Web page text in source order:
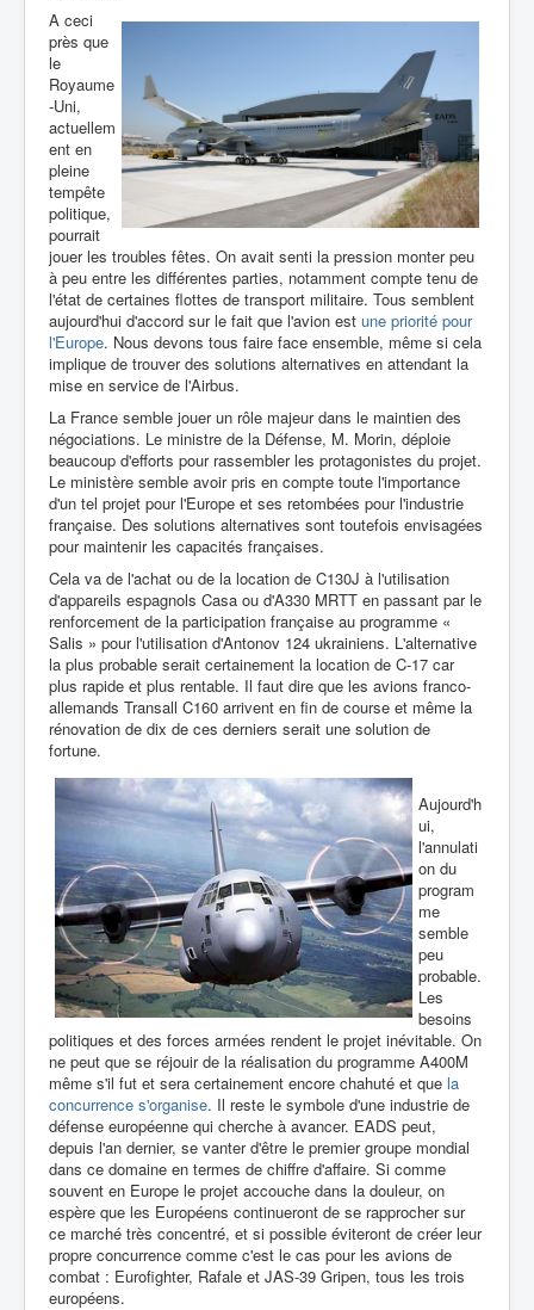
A ceci
près que
le
Royaume
-Uni,
actuellem
ent en
pleine
tempête
politique,
pourrait
jouer les troubles fêtes. On avait senti la pression monter peu
à peu entre les différentes parties, notamment compte tenu de
l'état de certaines flottes de transport militaire. Tous semblent
aujourd'hui d'accord sur le fait que l'avion est une priorité pour
l'Europe. Nous devons tous faire face ensemble, même si cela
implique de trouver des solutions alternatives en attendant la
mise en service de l'Airbus.
La France semble jouer un rôle majeur dans le maintien des
négociations. Le ministre de la Défense, M. Morin, déploie
beaucoup d'efforts pour rassembler les protagonistes du projet.
Le ministère semble avoir pris en compte toute l'importance
d'un tel projet pour l'Europe et ses retombées pour l'industrie
française. Des solutions alternatives sont toutefois envisagées
pour maintenir les capacités françaises.
Cela va de l'achat ou de la location de C130J à l'utilisation
d'appareils espagnols Casa ou d'A330 MRTT en passant par le
renforcement de la participation française au programme «
Salis » pour l'utilisation d'Antonov 124 ukrainiens. L'alternative
la plus probable serait certainement la location de C-17 car
plus rapide et plus rentable. Il faut dire que les avions franco-
allemands Transall C160 arrivent en fin de course et même la
rénovation de dix de ces derniers serait une solution de
fortune.
Aujourd'h
ui,
l'annulati
on du
program
me
semble
peu
probable.
Les
besoins
politiques et des forces armées rendent le projet inévitable. On
ne peut que se réjouir de la réalisation du programme A400M
même s'il fut et sera certainement encore chahuté et que la
concurrence s'organise. Il reste le symbole d'une industrie de
défense européenne qui cherche à avancer. EADS peut,
depuis l'an dernier, se vanter d'être le premier groupe mondial
dans ce domaine en termes de chiffre d'affaire. Si comme
souvent en Europe le projet accouche dans la douleur, on
espère que les Européens continueront de se rapprocher sur
ce marché très concentré, et si possible éviteront de créer leur
propre concurrence comme c'est le cas pour les avions de
combat : Eurofighter, Rafale et JAS-39 Gripen, tous les trois
européens.